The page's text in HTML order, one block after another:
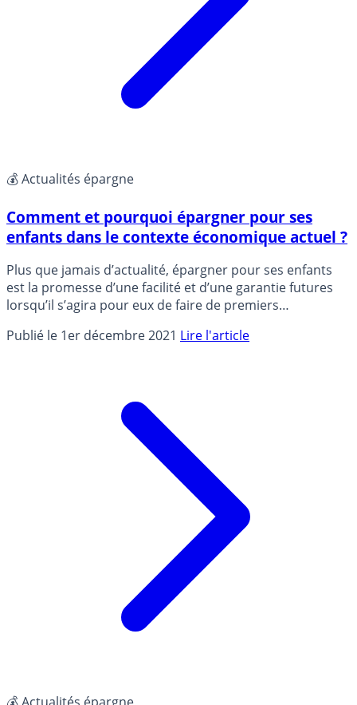
💰 Actualités épargne
Comment et pourquoi épargner pour ses
enfants dans le contexte économique actuel ?
Plus que jamais d’actualité, épargner pour ses enfants
est la promesse d’une facilité et d’une garantie futures
lorsqu’il s’agira pour eux de faire de premiers
etc.). Sarah Zamoun, Responsable de l’activité Distingo
Publié le 1er décembre 2021 Lire l'article